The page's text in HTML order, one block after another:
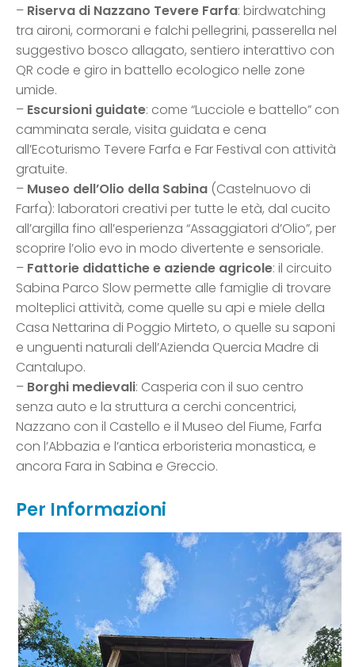
– Riserva di Nazzano Tevere Farfa: birdwatching
tra aironi, cormorani e falchi pellegrini, passerella nel
suggestivo bosco allagato, sentiero interattivo con
QR code e giro in battello ecologico nelle zone
umide.
– Escursioni guidate: come “Lucciole e battello” con
camminata serale, visita guidata e cena
all’Ecoturismo Tevere Farfa e Far Festival con attività
gratuite.
– Museo dell’Olio della Sabina (Castelnuovo di
Farfa): laboratori creativi per tutte le età, dal cucito
all’argilla fino all’esperienza “Assaggiatori d’Olio”, per
scoprire l’olio evo in modo divertente e sensoriale.
– Fattorie didattiche e aziende agricole: il circuito
Sabina Parco Slow permette alle famiglie di trovare
molteplici attività, come quelle su api e miele della
Casa Nettarina di Poggio Mirteto, o quelle su saponi
e unguenti naturali dell’Azienda Quercia Madre di
Cantalupo.
– Borghi medievali: Casperia con il suo centro
senza auto e la struttura a cerchi concentrici,
Nazzano con il Castello e il Museo del Fiume, Farfa
con l’Abbazia e l’antica erboristeria monastica, e
ancora Fara in Sabina e Greccio.
Per Informazioni